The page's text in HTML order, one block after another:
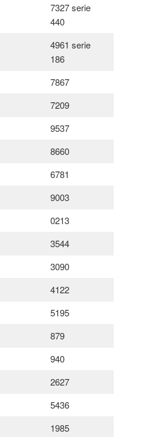
7327 serie
440
4961 serie
186
7867
7209
9537
8660
6781
9003
0213
3544
3090
4122
5195
879
940
2627
5436
1985